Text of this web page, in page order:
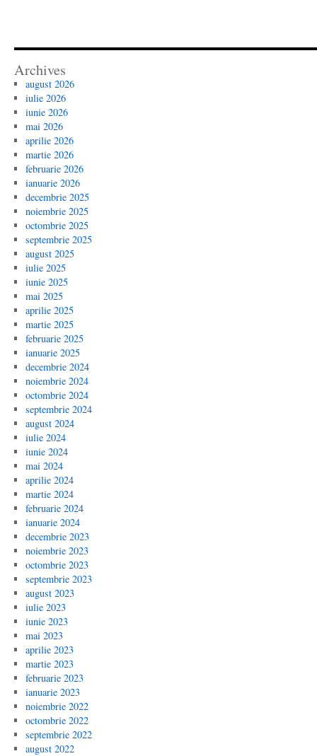
Archives
august 2026
iulie 2026
iunie 2026
mai 2026
aprilie 2026
martie 2026
februarie 2026
ianuarie 2026
decembrie 2025
noiembrie 2025
octombrie 2025
septembrie 2025
august 2025
iulie 2025
iunie 2025
mai 2025
aprilie 2025
martie 2025
februarie 2025
ianuarie 2025
decembrie 2024
noiembrie 2024
octombrie 2024
septembrie 2024
august 2024
iulie 2024
iunie 2024
mai 2024
aprilie 2024
martie 2024
februarie 2024
ianuarie 2024
decembrie 2023
noiembrie 2023
octombrie 2023
septembrie 2023
august 2023
iulie 2023
iunie 2023
mai 2023
aprilie 2023
martie 2023
februarie 2023
ianuarie 2023
noiembrie 2022
octombrie 2022
septembrie 2022
august 2022